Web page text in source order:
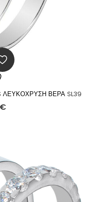
ΛΕΥΚΟΧΡΥΣΗ ΒΕΡΑ SL39
€